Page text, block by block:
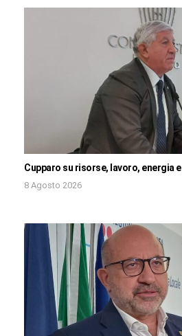
Cupparo su risorse, lavoro, energia
8 Agosto 2026